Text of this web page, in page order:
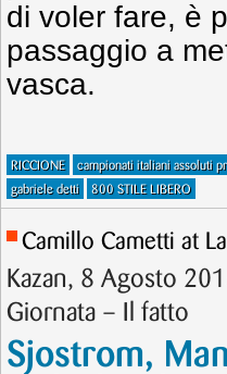
di voler fare, è
passaggio a
vasca.
RICCIONE campionati italiani assoluti
gabriele detti
800 STILE LIBERO
Camillo Cametti at
Kazan, 8 Agosto
Giornata – Il fatto
Sjostrom,